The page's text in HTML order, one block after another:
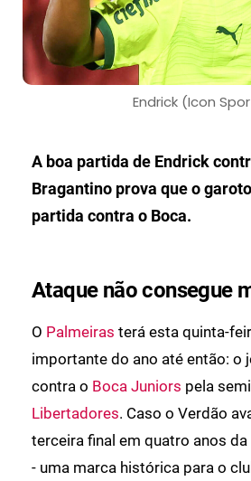
Endrick (Icon
A boa partida de Endrick
Bragantino prova que o
partida contra o Boca.
Ataque não consegue
O Palmeiras terá esta quinta-
importante do ano até então: o
contra o Boca Juniors pela
Libertadores. Caso o Verdão
terceira final em quatro anos da
- uma marca histórica para o